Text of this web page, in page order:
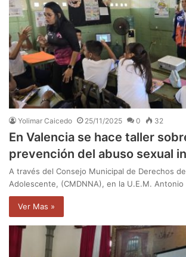
Yolimar Caicedo 25/11/2025 0 32
En Valencia se hace taller
prevención del abuso sexual
A través del Consejo Municipal de Derechos
Adolescente, (CMDNNA), en la U.E.M.
Ver Mas »